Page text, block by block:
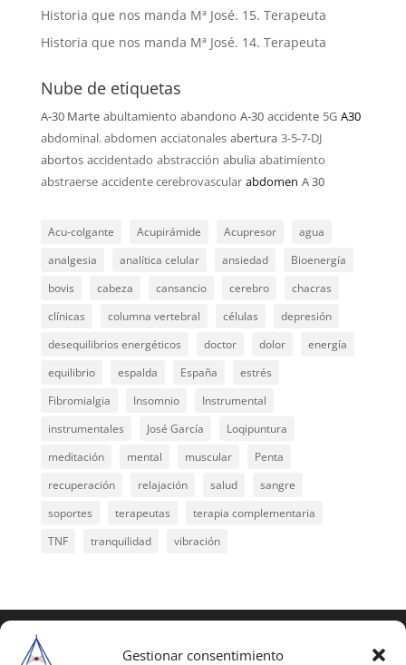
Gestionar consentimiento
Historia que nos manda Mª José. 15. Terapeuta
Historia que nos manda Mª José. 14. Terapeuta
Nube de etiquetas
A-30 Marte abultamiento abandono A-30 accidente 5G A30
abdominal. abdomen acciatonales abertura 3-5-7-DJ
abortos accidentado abstracción abulia abatimiento
abstraerse accidente cerebrovascular abdomen A 30
Acu-colgante Acupirámide Acupresor
agua
analgesia
analítica celular ansiedad
Bioenergía
bovis
cabeza cansancio cerebro
chacras
clínicas
columna vertebral células
depresión
desequilibrios energéticos
doctor dolor
energía
equilibrio
espalda España
estrés
Fibromialgia
Insomnio
Instrumental
instrumentales
José García
Loqipuntura
meditación
mental muscular
Penta
recuperación
relajación salud
sangre
soportes
terapeutas
terapia complementaria
TNF
tranquilidad vibración
reservados